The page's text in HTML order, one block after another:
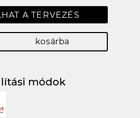
A TERVEZÉS
kosárba
módok